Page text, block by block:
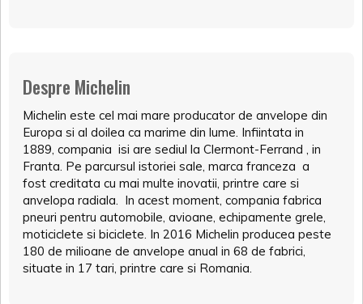
Despre Michelin
Michelin este cel mai mare producator de anvelope din
Europa si al doilea ca marime din lume. Infiintata in
1889, compania isi are sediul la Clermont-Ferrand , in
Franta. Pe parcursul istoriei sale, marca franceza a
fost creditata cu mai multe inovatii, printre care si
anvelopa radiala. In acest moment, compania fabrica
pneuri pentru automobile, avioane, echipamente grele,
moticiclete si biciclete. In 2016 Michelin producea peste
180 de milioane de anvelope anual in 68 de fabrici,
situate in 17 tari, printre care si Romania.